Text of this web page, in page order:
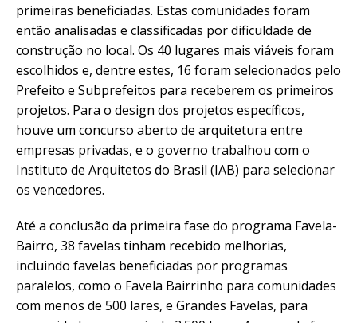
primeiras beneficiadas. Estas comunidades foram
então analisadas e classificadas por dificuldade de
construção no local. Os 40 lugares mais viáveis foram
escolhidos e, dentre estes, 16 foram selecionados pelo
Prefeito e Subprefeitos para receberem os primeiros
projetos. Para o design dos projetos específicos,
houve um concurso aberto de arquitetura entre
empresas privadas, e o governo trabalhou com o
Instituto de Arquitetos do Brasil (IAB) para selecionar
os vencedores.
Até a conclusão da primeira fase do programa Favela-
Bairro, 38 favelas tinham recebido melhorias,
incluindo favelas beneficiadas por programas
paralelos, como o Favela Bairrinho para comunidades
com menos de 500 lares, e Grandes Favelas, para